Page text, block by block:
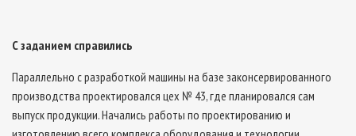
С заданием справились
Параллельно с разработкой машины на базе законсервированного
производства проектировался цех № 43, где планировался сам
выпуск продукции. Начались работы по проектированию и